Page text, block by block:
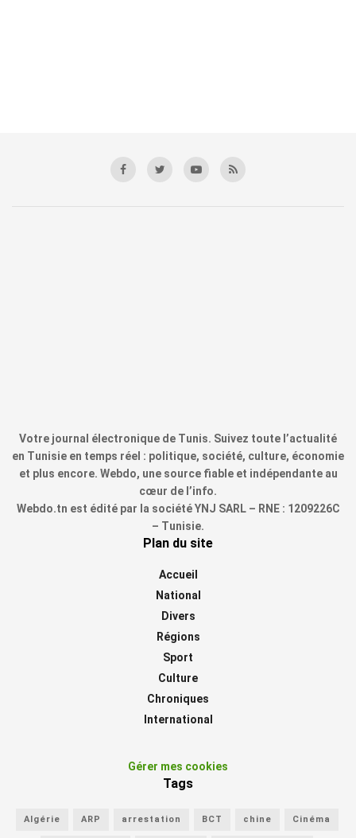
Votre journal électronique de Tunis. Suivez toute l’actualité
en Tunisie en temps réel : politique, société, culture, économie
et plus encore. Webdo, une source fiable et indépendante au
cœur de l’info.
Webdo.tn est édité par la société YNJ SARL – RNE : 1209226C
– Tunisie.
Plan du site
Accueil
National
Divers
Régions
Sport
Culture
Chroniques
International
Gérer mes cookies
Tags
Algérie ARP arrestation BCT chine Cinéma